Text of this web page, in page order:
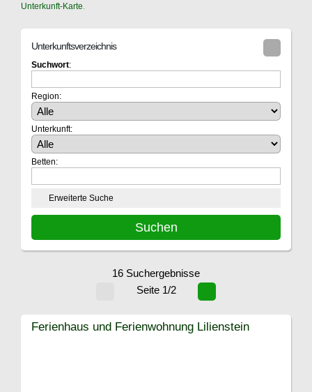
Unterkunft-Karte
Unterkunftsverzeichnis
Suchwort:
Region:
Unterkunft:
Betten:
Erweiterte Suche
16 Suchergebnisse
Seite 1/2
Ferienhaus und Ferienwohnung Lilienstein